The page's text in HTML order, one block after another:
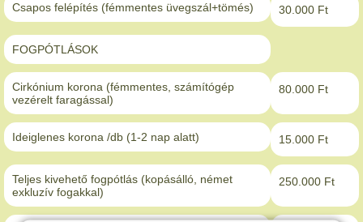
Csapos felépítés (fémmentes üvegszál+tömés) 30.000 Ft
FOGPÓTLÁSOK
Cirkónium korona (fémmentes, számítógép
vezérelt faragással)
80.000 Ft
Ideiglenes korona /db (1-2 nap alatt) 15.000 Ft
Teljes kivehető fogpótlás (kopásálló, német
exkluzív fogakkal)
250.000 Ft